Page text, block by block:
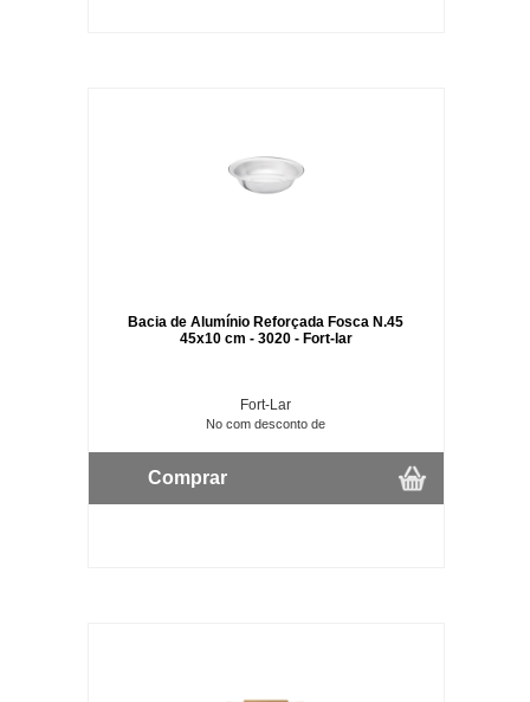
Bacia de Alumínio Reforçada Fosca N.45
45x10 cm - 3020 - Fort-lar
Fort-Lar
No com desconto de
Comprar